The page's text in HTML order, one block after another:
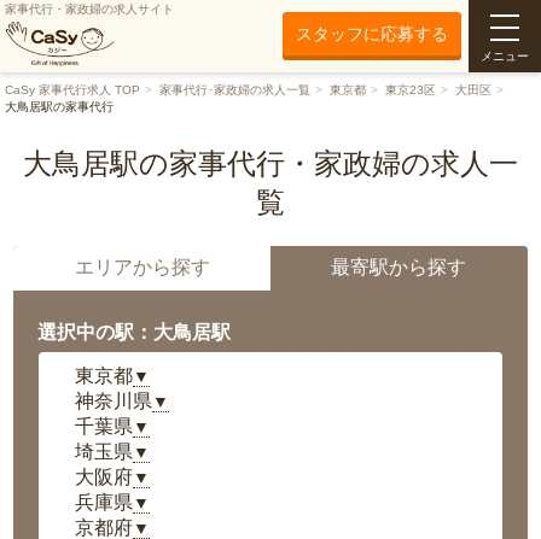
家事代行・家政婦の求人サイト
スタッフに応募する
メニュー
CaSy 家事代行求人 TOP 家事代行･家政婦の求人一覧 東京都 東京23区
大田区
大鳥居駅の家事代行
大鳥居駅の家事代行・家政婦の求人一
覧
エリアから探す 最寄駅から探す
選択中の駅：大鳥居駅
東京都▼
神奈川県 ▼
千葉県 ▼
埼玉県 ▼
大阪府▼
兵庫県 ▼
京都府▼